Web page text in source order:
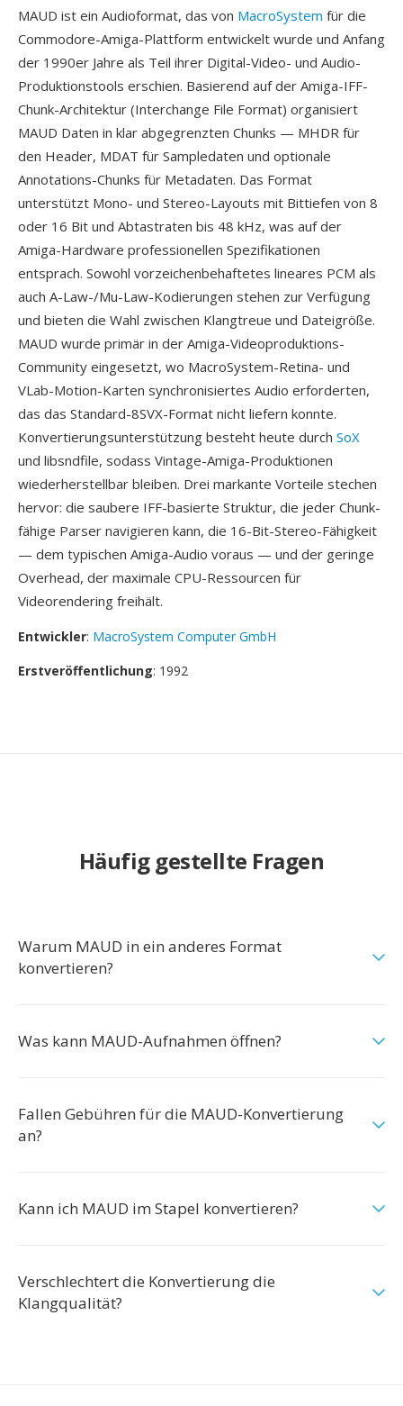
MAUD ist ein Audioformat, das von MacroSystem für die
Commodore-Amiga-Plattform entwickelt wurde und Anfang
der 1990er Jahre als Teil ihrer Digital-Video- und Audio-
Produktionstools erschien. Basierend auf der Amiga-IFF-
Chunk-Architektur (Interchange File Format) organisiert
MAUD Daten in klar abgegrenzten Chunks — MHDR für
den Header, MDAT für Sampledaten und optionale
Annotations-Chunks für Metadaten. Das Format
unterstützt Mono- und Stereo-Layouts mit Bittiefen von 8
oder 16 Bit und Abtastraten bis 48 kHz, was auf der
Amiga-Hardware professionellen Spezifikationen
entsprach. Sowohl vorzeichenbehaftetes lineares PCM als
auch A-Law-/Mu-Law-Kodierungen stehen zur Verfügung
und bieten die Wahl zwischen Klangtreue und Dateigröße.
MAUD wurde primär in der Amiga-Videoproduktions-
Community eingesetzt, wo MacroSystem-Retina- und
VLab-Motion-Karten synchronisiertes Audio erforderten,
das das Standard-8SVX-Format nicht liefern konnte.
Konvertierungsunterstützung besteht heute durch SoX
und libsndfile, sodass Vintage-Amiga-Produktionen
wiederherstellbar bleiben. Drei markante Vorteile stechen
hervor: die saubere IFF-basierte Struktur, die jeder Chunk-
fähige Parser navigieren kann, die 16-Bit-Stereo-Fähigkeit
— dem typischen Amiga-Audio voraus — und der geringe
Overhead, der maximale CPU-Ressourcen für
Videorendering freihält.
Entwickler: MacroSystem Computer GmbH
Erstveröffentlichung: 1992
Häufig gestellte Fragen
Warum MAUD in ein anderes Format
konvertieren?
Was kann MAUD-Aufnahmen öffnen?
Fallen Gebühren für die MAUD-Konvertierung
an?
Kann ich MAUD im Stapel konvertieren?
Verschlechtert die Konvertierung die
Klangqualität?